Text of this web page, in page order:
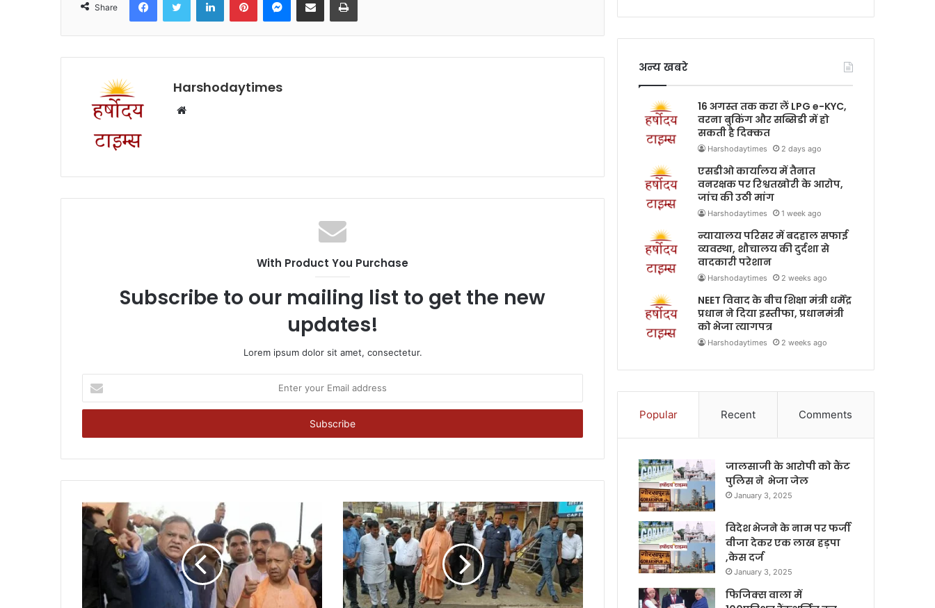
Share
Harshodaytimes
Website
With Product You Purchase
Subscribe to our mailing list to get the new
updates!
Lorem ipsum dolor sit amet, consectetur.
your
Email
अन्य खबरे
16 अगस्त तक करा लें LPG e-KYC,
वरना बुकिंग और सब्सिडी में हो
सकती है दिक्कत
Harshodaytimes 2 days ago
एसडीओ कार्यालय में तैनात
वनरक्षक पर रिश्वतखोरी के आरोप,
जांच की उठी मांग
Harshodaytimes 1 week ago
न्यायालय परिसर में बदहाल सफाई
व्यवस्था, शौचालय की दुर्दशा से
वादकारी परेशान
Harshodaytimes 2 weeks ago
NEET विवाद के बीच शिक्षा मंत्री धर्मेंद्र
प्रधान ने दिया इस्तीफा, प्रधानमंत्री
को भेजा त्यागपत्र
Harshodaytimes 2 weeks ago
Popular Recent Comments
जालसाजी के आरोपी को कैंट
पुलिस ने भेजा जेल
January 3, 2025
विदेश भेजने के नाम पर फर्जी
वीजा देकर एक लाख हड़पा
,केस दर्ज
January 3, 2025
फिजिक्स वाला में